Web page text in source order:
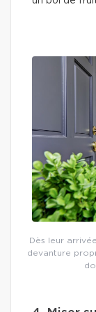
Dès leur
devanture